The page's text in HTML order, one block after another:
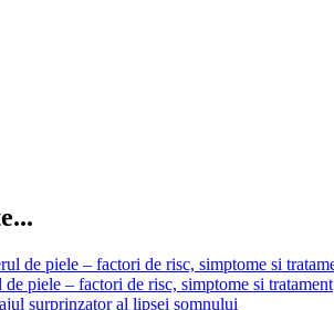
de piele – factori de risc, simptome si tratament